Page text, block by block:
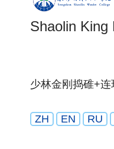
Shaolin King
少林金刚捣碓+连
ZH EN RU